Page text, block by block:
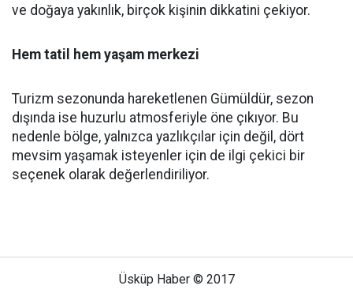
ve doğaya yakınlık, birçok kişinin dikkatini çekiyor.
Hem tatil hem yaşam merkezi
Turizm sezonunda hareketlenen Gümüldür, sezon
dışında ise huzurlu atmosferiyle öne çıkıyor. Bu
nedenle bölge, yalnızca yazlıkçılar için değil, dört
mevsim yaşamak isteyenler için de ilgi çekici bir
seçenek olarak değerlendiriliyor.
Üsküp Haber © 2017